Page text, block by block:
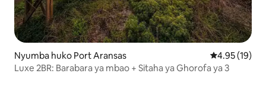
Nyumba huko Port Aransas Ukadiriaji wa
4.95 (19)
Luxe 2BR: Barabara ya mbao + Sitaha ya Ghorofa ya 3